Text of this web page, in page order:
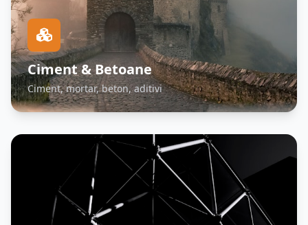
Ciment & Betoane
Ciment, mortar, beton, aditivi